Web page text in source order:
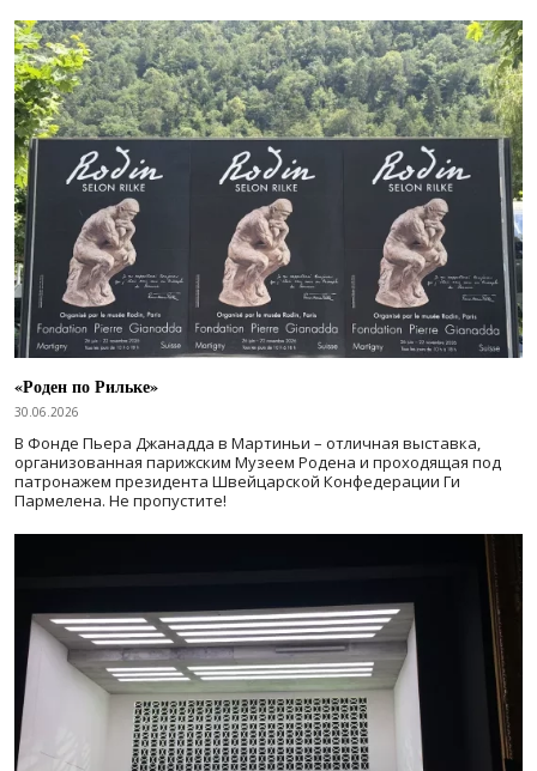
«Роден по Рильке»
30.06.2026
В Фонде Пьера Джанадда в Мартиньи – отличная выставка,
организованная парижским Музеем Родена и проходящая под
патронажем президента Швейцарской Конфедерации Ги
Пармелена. Не пропустите!